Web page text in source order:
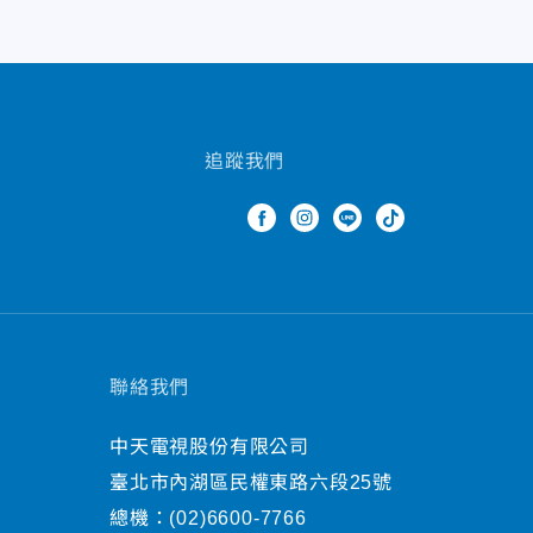
追蹤我們
聯絡我們
中天電視股份有限公司
臺北市內湖區民權東路六段25號
總機： (02)6600-7766